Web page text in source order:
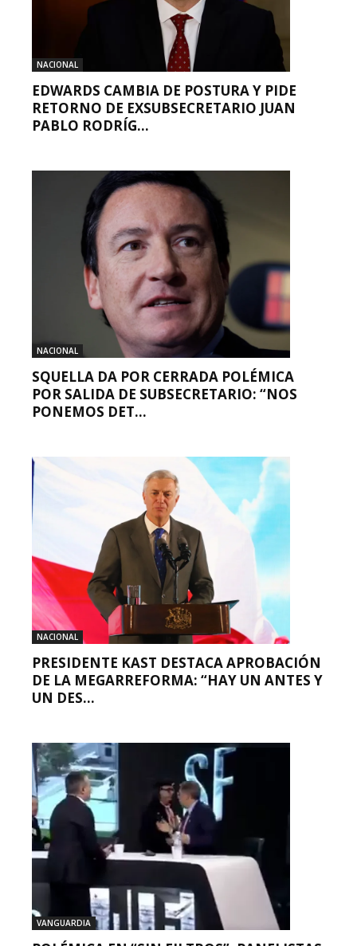
NACIONAL
EDWARDS CAMBIA DE POSTURA Y PIDE
RETORNO DE EXSUBSECRETARIO JUAN
PABLO RODRÍG...
NACIONAL
SQUELLA DA POR CERRADA POLÉMICA
POR SALIDA DE SUBSECRETARIO: “NOS
PONEMOS DET...
NACIONAL
PRESIDENTE KAST DESTACA APROBACIÓN
DE LA MEGARREFORMA: “HAY UN ANTES Y
UN DES...
VANGUARDIA